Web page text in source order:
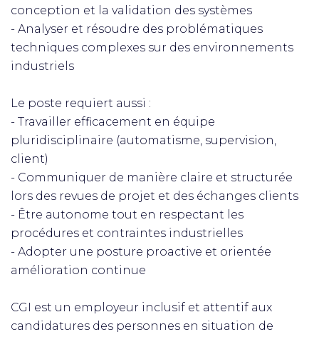
conception et la validation des systèmes
- Analyser et résoudre des problématiques
techniques complexes sur des environnements
industriels
Le poste requiert aussi :
- Travailler efficacement en équipe
pluridisciplinaire (automatisme, supervision,
client)
- Communiquer de manière claire et structurée
lors des revues de projet et des échanges clients
- Être autonome tout en respectant les
procédures et contraintes industrielles
- Adopter une posture proactive et orientée
amélioration continue
CGI est un employeur inclusif et attentif aux
candidatures des personnes en situation de